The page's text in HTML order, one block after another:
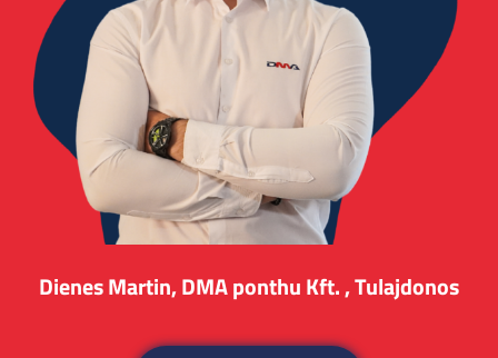
Dienes Martin, DMA ponthu Kft. , Tulajdonos